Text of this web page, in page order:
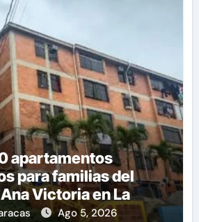
apartamentos
para familias del
Victoria en La
Ago 5, 2026